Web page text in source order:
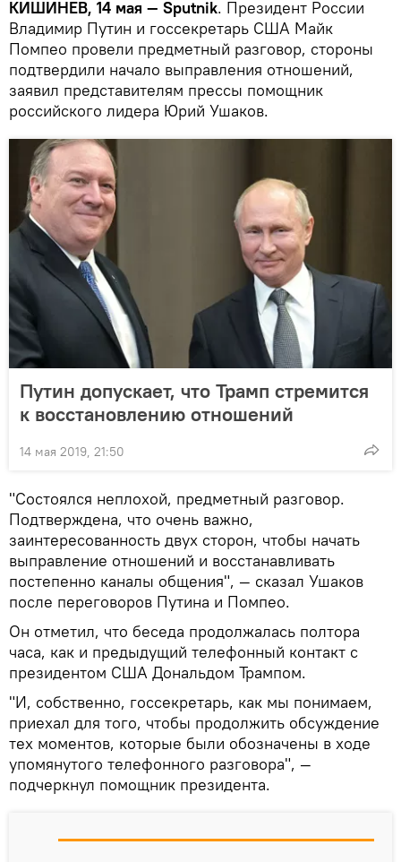
КИШИНЕВ, 14 мая — Sputnik. Президент России
Владимир Путин и госсекретарь США Майк
Помпео провели предметный разговор, стороны
подтвердили начало выправления отношений,
заявил представителям прессы помощник
российского лидера Юрий Ушаков.
Путин допускает, что Трамп стремится
к восстановлению отношений
14 мая 2019, 21:50
"Состоялся неплохой, предметный разговор.
Подтверждена, что очень важно,
заинтересованность двух сторон, чтобы начать
выправление отношений и восстанавливать
постепенно каналы общения", — сказал Ушаков
после переговоров Путина и Помпео.
Он отметил, что беседа продолжалась полтора
часа, как и предыдущий телефонный контакт с
президентом США Дональдом Трампом.
"И, собственно, госсекретарь, как мы понимаем,
приехал для того, чтобы продолжить обсуждение
тех моментов, которые были обозначены в ходе
упомянутого телефонного разговора", —
подчеркнул помощник президента.